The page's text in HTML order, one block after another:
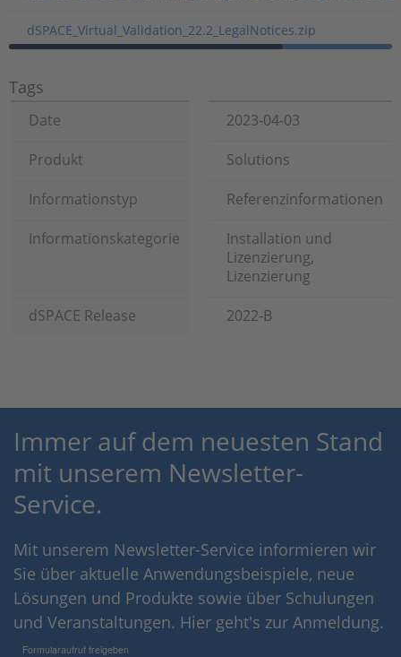
dSPACE_Virtual_Validation_22.2_LegalNotices.zip
Tags
Date
2023-04-03
Produkt
Solutions
Informationstyp
Referenzinformationen
Informationskategorie
Installation und
Lizenzierung,
Lizenzierung
dSPACE Release
2022-B
Immer auf dem neuesten Stand
mit unserem Newsletter-
Service.
Mit unserem Newsletter-Service informieren wir
Sie über aktuelle Anwendungsbeispiele, neue
Lösungen und Produkte sowie über Schulungen
und Veranstaltungen. Hier geht's zur Anmeldung.
Formularaufruf freigeben